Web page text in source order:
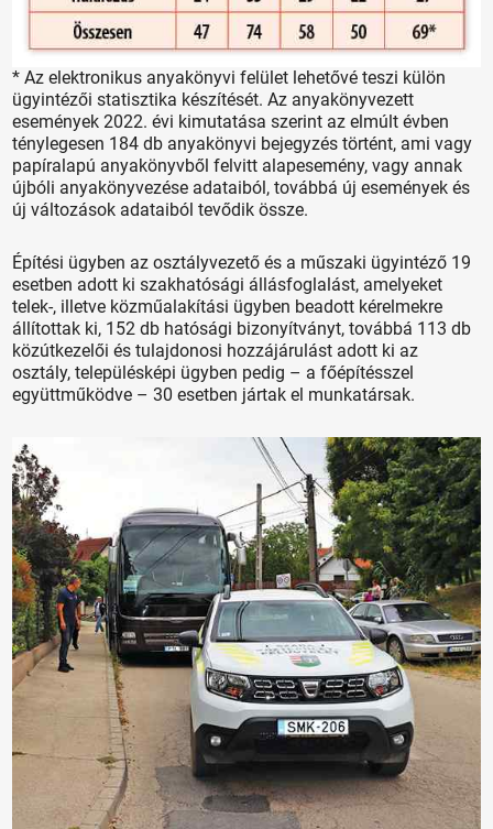
* Az elektronikus anyakönyvi felület lehetővé teszi külön
ügyintézői statisztika készítését. Az anyakönyvezett
események 2022. évi kimutatása szerint az elmúlt évben
ténylegesen 184 db anyakönyvi bejegyzés történt, ami vagy
papíralapú anyakönyvből felvitt alapesemény, vagy annak
újbóli anyakönyvezése adataiból, továbbá új események és
új változások adataiból tevődik össze.
Építési ügyben az osztályvezető és a műszaki ügyintéző 19
esetben adott ki szakhatósági állásfoglalást, amelyeket
telek-, illetve közműalakítási ügyben beadott kérelmekre
állítottak ki, 152 db hatósági bizonyítványt, továbbá 113 db
közútkezelői és tulajdonosi hozzájárulást adott ki az
osztály, településképi ügyben pedig – a főépítésszel
együttműködve – 30 esetben jártak el munkatársak.